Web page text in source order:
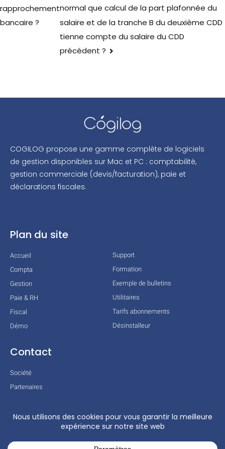
rapprochement
bancaire ?
normal que calcul de la part plafonnée du
salaire et de la tranche B du deuxième CDD
tienne compte du salaire du CDD
précédent ?
COGILOG propose une gamme complète de logiciels
de gestion disponibles sur Mac et PC : comptabilité,
gestion commerciale (devis/facturation), paie et
déclarations fiscales.
Plan du site
Accueil
Compta
Gestion
Paie & RH
Fiscal
Démo
Support
Formation
Exemple de bulletins
Utilitaires
Tarifs abonnements
Désinstalleur
Contact
Société
Partenaires
Mentions légales
Conditions générales
Actualités